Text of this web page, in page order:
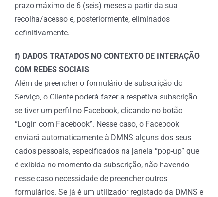
prazo máximo de 6 (seis) meses a partir da sua
recolha/acesso e, posteriormente, eliminados
definitivamente.
f) DADOS TRATADOS NO CONTEXTO DE INTERAÇÃO
COM REDES SOCIAIS
Além de preencher o formulário de subscrição do
Serviço, o Cliente poderá fazer a respetiva subscrição
se tiver um perfil no Facebook, clicando no botão
“Login com Facebook”. Nesse caso, o Facebook
enviará automaticamente à DMNS alguns dos seus
dados pessoais, especificados na janela “pop-up” que
é exibida no momento da subscrição, não havendo
nesse caso necessidade de preencher outros
formulários. Se já é um utilizador registado da DMNS e